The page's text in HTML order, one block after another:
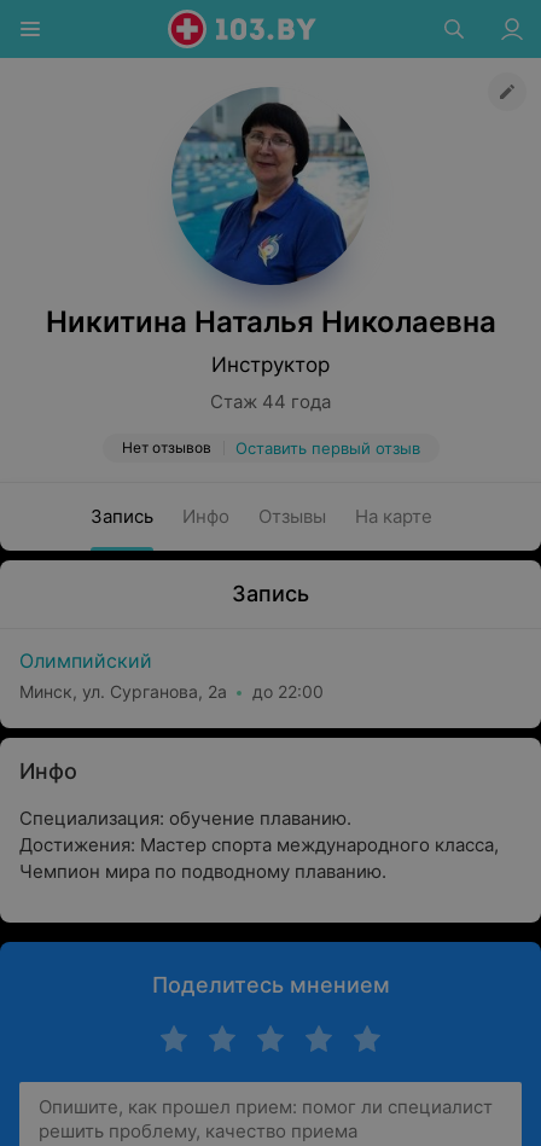
Никитина Наталья Николаевна
Инструктор
Стаж 44 года
Нет отзывов Оставить первый отзыв
Запись Инфо Отзывы На карте
Запись
Олимпийский
Минск, ул. Сурганова, 2а до 22:00
Инфо
Специализация: обучение плаванию.
Достижения: Мастер спорта международного класса,
Чемпион мира по подводному плаванию.
Поделитесь мнением